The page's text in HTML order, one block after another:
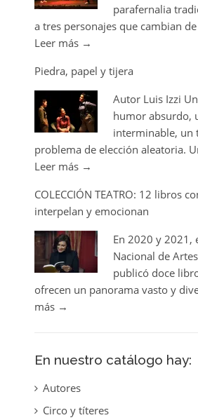
parafernalia
a tres personajes que cambian
Leer más →
Piedra, papel y tijera
Autor Luis Izzi
humor absurdo,
interminable, un
problema de elección aleatoria.
Leer más →
COLECCIÓN TEATRO: 12 libros
interpelan y emocionan
En 2020 y 2021,
Nacional de
publicó doce
ofrecen un panorama vasto y
más →
En nuestro catálogo hay:
Autores
Circo y títeres